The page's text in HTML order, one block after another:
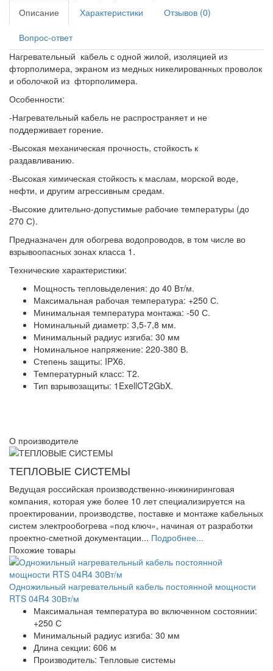
Описание
Характеристики Отзывов (0)
Вопрос-ответ
Нагревательный кабель с одной жилой, изоляцией из
фторполимера, экраном из медных никелированных проволок
и оболочкой из фторполимера.
Особенности:
-Нагревательный кабель не распространяет и не
поддерживает горение.
-Высокая механическая прочность, стойкость к
раздавливанию.
-Высокая химическая стойкость к маслам, морской воде,
нефти, и другим агрессивным средам.
-Высокие длительно-допустимые рабочие температуры (до
270 С).
Предназначен для обогрева водопроводов, в том числе во
взрывоопасных зонах класса 1.
Технические характеристики:
Мощность тепловыделения: до 40 Вт/м.
Максимальная рабочая температура: +250 С.
Минимальная температура монтажа: -50 С.
Номинальный диаметр: 3,5-7,8 мм.
Минимальный радиус изгиба: 30 мм
Номинальное напряжение: 220-380 В.
Степень защиты: IPX6.
Температурный класс: Т2.
Тип взрывозащиты: 1ExellCT2GbX.
О производителе
ТЕПЛОВЫЕ СИСТЕМЫ
Ведущая российская производственно-инжиниринговая
компания, которая уже более 10 лет специализируется на
проектировании, производстве, поставке и монтаже кабельных
систем электрообогрева «под ключ», начиная от разработки
проектно-сметной документации... Подробнее...
Похожие товары
Одножильный нагревательный кабель постоянной мощности
RTS 04R4 30Вт/м
Максимальная температура во включенном состоянии:
+250 С
Минимальный радиус изгиба: 30 мм
Длина секции: 606 м
Производитель: Тепловые системы